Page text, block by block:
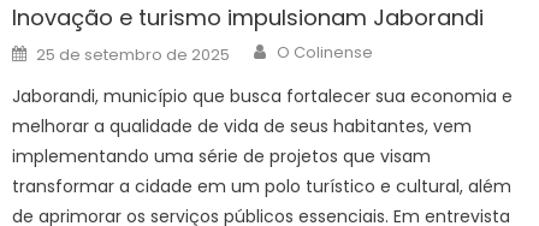
Inovação e turismo impulsionam Jaborandi
Posted
on
25 de setembro de 2025 Author
O Colinense
Jaborandi, município que busca fortalecer sua economia e
melhorar a qualidade de vida de seus habitantes, vem
implementando uma série de projetos que visam
transformar a cidade em um polo turístico e cultural, além
de aprimorar os serviços públicos essenciais. Em entrevista